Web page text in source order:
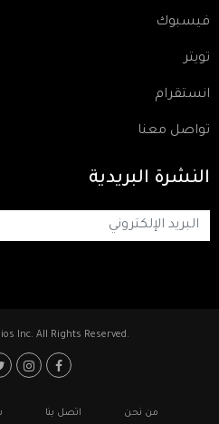
فيسبوك
تويتر
انستقرام
تواصل معنا
النشرة البريدية
Inc. All Rights Reserved.
Footer: Social Media
Footerمن نحن اتصل بنا